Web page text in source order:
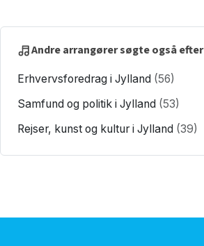
Andre arrangører søgte også efter
Erhvervsforedrag i Jylland (56)
Samfund og politik i Jylland (53)
Rejser, kunst og kultur i Jylland (39)